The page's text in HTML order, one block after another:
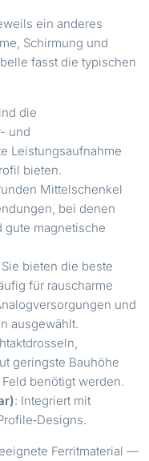
ein anderes
Schirmung und
fasst die typischen
die
und
Leistungsaufnahme
bieten.
Mittelschenkel
bei denen
gute magnetische
Sie bieten die beste
für rauscharme
und
ausgewählt.
geringste Bauhöhe
benötigt werden.
: Integriert mit
Ferritmaterial —